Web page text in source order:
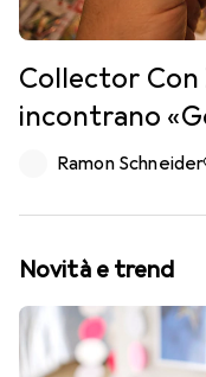
Collector Con
incontrano
Ramon Schneider
Novità e trend